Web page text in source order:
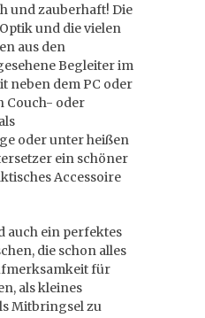
und zauberhaft! Die
und die vielen
aus den
Begleiter im
neben dem PC oder
Couch- oder
oder unter heißen
ein schöner
Accessoire
auch ein perfektes
die schon alles
für
als kleines
Mitbringsel zu